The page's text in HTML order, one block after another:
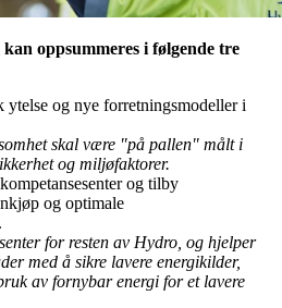
oppsummeres i følgende tre
ytelse og nye forretningsmodeller i
skal være "på pallen" målt i
og miljøfaktorer.
og tilby
og optimale
for resten av Hydro, og hjelper
med å sikre lavere energikilder,
av fornybar energi for et lavere